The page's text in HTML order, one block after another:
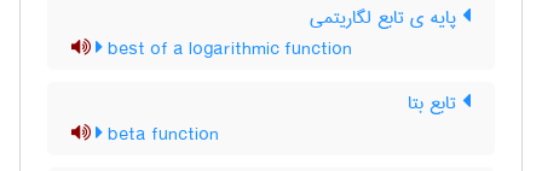
پایه ی تابع لگاریتمی
best of a logarithmic function
تابع بتا
beta function